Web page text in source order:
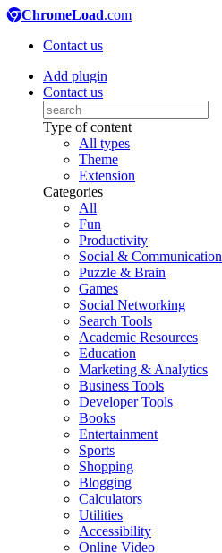
ChromeLoad.com
Contact us
Add plugin
Contact us
Type of content
All types
Theme
Extension
Categories
All
Fun
Productivity
Social & Communication
Puzzle & Brain
Games
Social Networking
Search Tools
Academic Resources
Education
Marketing & Analytics
Business Tools
Developer Tools
Books
Entertainment
Sports
Shopping
Blogging
Calculators
Utilities
Accessibility
Online Video